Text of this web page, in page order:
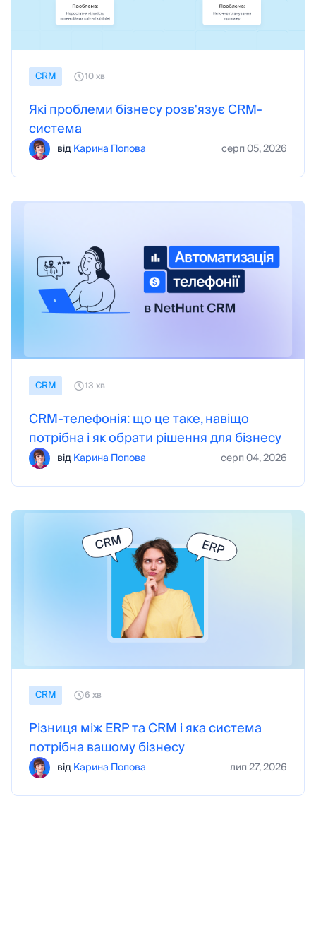
CRM 10 хв
Які проблеми бізнесу розв'язує CRM-
система
відКарина Попова серп 05, 2026
CRM 13 хв
CRM-телефонія: що це таке, навіщо
потрібна і як обрати рішення для бізнесу
відКарина Попова серп 04, 2026
CRM 6 хв
Різниця між ERP та CRM і яка система
потрібна вашому бізнесу
відКарина Попова лип 27, 2026